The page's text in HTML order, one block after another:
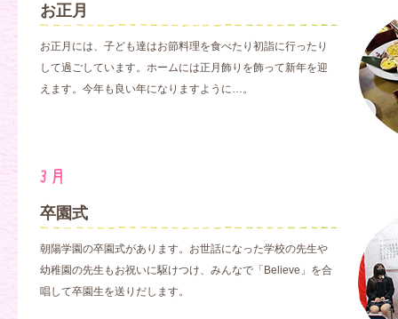
お正月
お正月には、子ども達はお節料理を食べたり初詣に行ったり
して過ごしています。ホームには正月飾りを飾って新年を迎
えます。今年も良い年になりますように…。
卒園式
朝陽学園の卒園式があります。お世話になった学校の先生や
幼稚園の先生もお祝いに駆けつけ、みんなで「Believe」を合
唱して卒園生を送りだします。